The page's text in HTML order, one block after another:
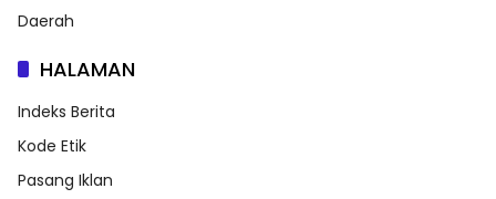
Daerah
HALAMAN
Indeks Berita
Kode Etik
Pasang Iklan